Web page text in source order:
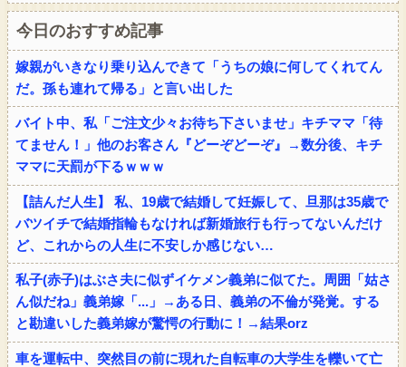
今日のおすすめ記事
嫁親がいきなり乗り込んできて「うちの娘に何してくれてん
だ。孫も連れて帰る」と言い出した
バイト中、私「ご注文少々お待ち下さいませ」キチママ「待
てません！」他のお客さん『どーぞどーぞ』→数分後、キチ
ママに天罰が下るｗｗｗ
【詰んだ人生】 私、19歳で結婚して妊娠して、旦那は35歳で
バツイチで結婚指輪もなければ新婚旅行も行ってないんだけ
ど、これからの人生に不安しか感じない…
私子(赤子)はぶさ夫に似ずイケメン義弟に似てた。周囲「姑さ
ん似だね」義弟嫁「...」→ある日、義弟の不倫が発覚。する
と勘違いした義弟嫁が驚愕の行動に！→結果orz
車を運転中、突然目の前に現れた自転車の大学生を轢いて亡